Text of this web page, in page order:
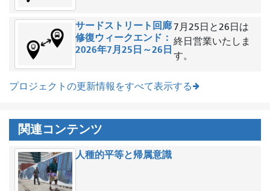
サードストリート回廊
修復ウィークエンド：
2026年7月25日～26日
7月25日と26日は
終日営業いたしま
す。
プロジェクトの更新情報をすべて表示する
関連コンテンツ
人種的平等と帰属意識